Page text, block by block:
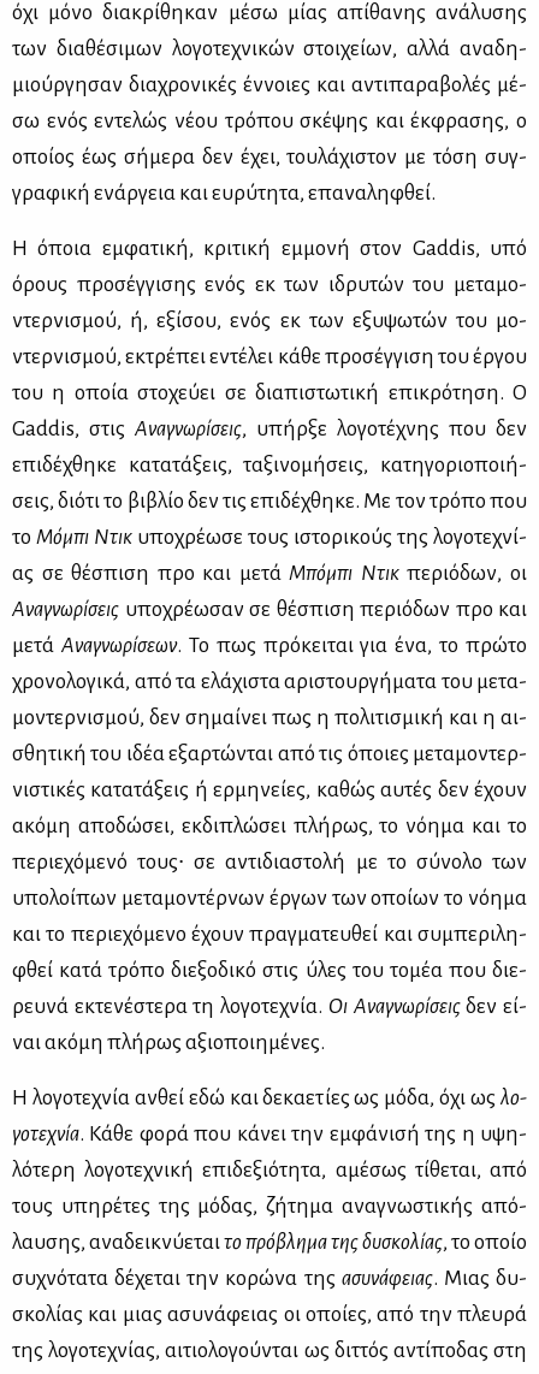
όχι μό­νο δια­κρί­θη­καν μέ­σω μί­ας απί­θα­νης ανά­λυ­σης
των δια­θέ­σι­μων λο­γο­τε­χνι­κών στοι­χεί­ων, αλ­λά ανα­δη­
μιούρ­γη­σαν δια­χρο­νι­κές έν­νοιες και αντι­πα­ρα­βο­λές μέ­
σω ενός εντε­λώς νέ­ου τρό­που σκέ­ψης και έκ­φρα­σης, ο
οποί­ος έως σή­με­ρα δεν έχει, του­λά­χι­στον με τό­ση συγ­
γρα­φι­κή ενάρ­γεια και ευ­ρύ­τη­τα, επα­να­λη­φθεί.
Η όποια εμ­φα­τι­κή, κρι­τι­κή εμ­μο­νή στον Gaddis, υπό
όρους προ­σέγ­γι­σης ενός εκ των ιδρυ­τών του με­τα­μο­
ντερ­νι­σμού, ή, εξί­σου, ενός εκ των εξυ­ψω­τών του μο­
ντερ­νι­σμού, εκτρέ­πει εντέ­λει κά­θε προ­σέγ­γι­ση του έρ­γου
του η οποία στο­χεύ­ει σε δια­πι­στω­τι­κή επι­κρό­τη­ση. Ο
Gaddis, στις Ανα­γνω­ρί­σεις, υπήρ­ξε λο­γο­τέ­χνης που δεν
επι­δέ­χθη­κε κα­τα­τά­ξεις, τα­ξι­νο­μή­σεις, κα­τη­γο­ριο­ποι­ή­
σεις, διό­τι το βι­βλίο δεν τις επι­δέ­χθη­κε. Με τον τρό­πο που
το Μό­μπι Ντικ υπο­χρέ­ω­σε τους ιστο­ρι­κούς της λο­γο­τε­χνί­
ας σε θέ­σπι­ση προ και με­τάΜπό­μπι Ντικπε­ριό­δων, οι
Ανα­γνω­ρί­σεις υπο­χρέ­ω­σαν σε θέ­σπι­ση πε­ριό­δων προ και
με­τά Ανα­γνω­ρί­σε­ων. Το πως πρό­κει­ται για ένα, το πρώ­το
χρο­νο­λο­γι­κά, από τα ελά­χι­στα αρι­στουρ­γή­μα­τα του με­τα­
μο­ντερ­νι­σμού, δεν ση­μαί­νει πως η πο­λι­τι­σμι­κή και η αι­
σθη­τι­κή του ιδέα εξαρ­τώ­νται από τις όποιες με­τα­μο­ντερ­
νι­στι­κές κα­τα­τά­ξεις ή ερ­μη­νεί­ες, κα­θώς αυ­τές δεν έχουν
ακό­μη απο­δώ­σει, εκ­δι­πλώ­σει πλή­ρως, το νό­η­μα και το
πε­ριε­χό­με­νό τους∙ σε αντι­δια­στο­λή με το σύ­νο­λο των
υπο­λοί­πων με­τα­μο­ντέρ­νων έρ­γων των οποί­ων το νό­η­μα
και το πε­ριε­χό­με­νο έχουν πραγ­μα­τευ­θεί και συ­μπε­ρι­λη­
φθεί κα­τά τρό­πο διε­ξο­δι­κό στις ύλες του το­μέα που διε­
ρευ­νά εκτε­νέ­στε­ρα τη λο­γο­τε­χνία. Οι Ανα­γνω­ρί­σειςδεν εί­
ναι ακό­μη πλή­ρως αξιο­ποι­η­μέ­νες.
Η λο­γο­τε­χνία αν­θεί εδώ και δε­κα­ε­τί­ες ως μό­δα, όχι ως λο­
γο­τε­χνία. Κά­θε φο­ρά που κά­νει την εμ­φά­νι­σή της η υψη­
λό­τε­ρη λο­γο­τε­χνι­κή επι­δε­ξιό­τη­τα, αμέ­σως τί­θε­ται, από
τους υπη­ρέ­τες της μό­δας, ζή­τη­μα ανα­γνω­στι­κής από­
λαυ­σης, ανα­δει­κνύ­ε­ταιτο πρό­βλη­μα της δυ­σκο­λί­ας, το οποίο
συ­χνό­τα­τα δέ­χε­ται την κο­ρώ­να της ασυ­νά­φειας. Μιας δυ­
σκο­λί­ας και μιας ασυ­νά­φειας οι οποί­ες, από την πλευ­ρά
της λο­γο­τε­χνί­ας, αι­τιο­λο­γού­νται ως διτ­τός αντί­πο­δας στη